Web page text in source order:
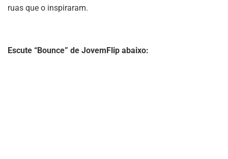
ruas que o inspiraram.
Escute “Bounce” de JovemFlip abaixo: